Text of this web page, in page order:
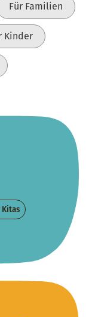
Für Familien
Kinder
Kitas